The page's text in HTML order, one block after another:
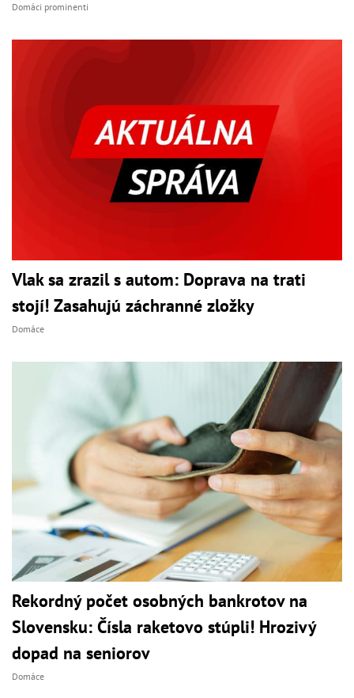
Domáci prominenti
Vlak sa zrazil s autom: Doprava na trati
stojí! Zasahujú záchranné zložky
Domáce
Rekordný počet osobných bankrotov na
Slovensku: Čísla raketovo stúpli! Hrozivý
dopad na seniorov
Domáce